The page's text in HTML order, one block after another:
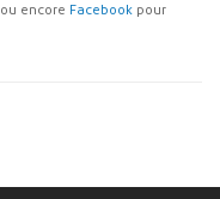
ou encore Facebook pour